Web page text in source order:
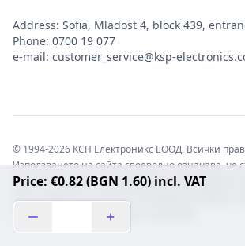
Price: €0.82 (BGN 1.60) incl. VAT
Address: Sofia, Mladost 4, block 439,
Phone: 0700 19 077
e-mail: customer_service@ksp-
© 1994-2026 КСП Електроникс ЕООД. Всички
Използването на сайта своеволно означава, че
съгласни с правната информация обвързваща
отговорност с цялата сила на закона!b